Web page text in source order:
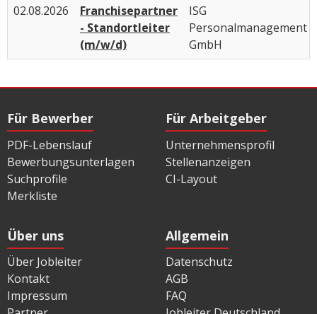
02.08.2026
Franchisepartner
- Standortleiter
(m/w/d)
ISG
Personalmanagement
GmbH
Für Bewerber
PDF-Lebenslauf
Bewerbungsunterlagen
Suchprofile
Merkliste
Für Arbeitgeber
Unternehmensprofil
Stellenanzeigen
CI-Layout
Über uns
Über Jobleiter
Kontakt
Impressum
Allgemein
Datenschutz
AGB
FAQ